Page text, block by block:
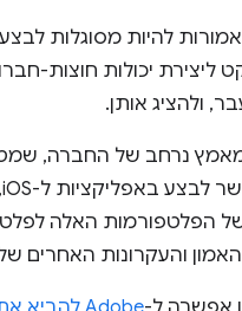
ליצירת יכולות חוצות-
ולהציג אותן.
נרחב של החברה,
הפלטפורמות האלה
והעקרונות האחרים